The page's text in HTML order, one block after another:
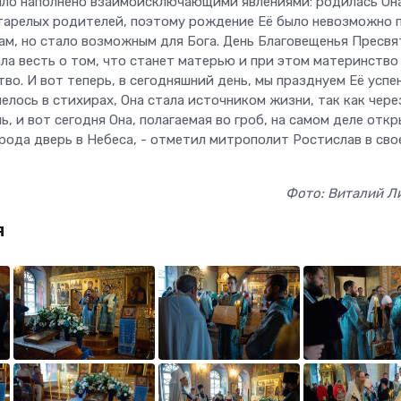
родителей, поэтому рождение Её было невозможно
но стало возможным для Бога. День Благовещенья
весть о том, что станет матерью и при этом материнство
И вот теперь, в сегодняшний день, мы празднуем Её
в стихирах, Она стала источником жизни, так как
и вот сегодня Она, полагаемая во гроб, на самом деле
дверь в Небеса, - отметил митрополит Ростислав в
Фото: Виталий